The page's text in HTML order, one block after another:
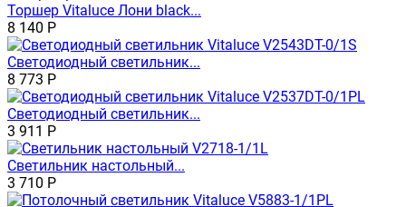
Торшер Vitaluce Лони black...
8 140 Р
Светодиодный светильник...
8 773 Р
Светодиодный светильник...
3 911 Р
Светильник настольный...
3 710 Р